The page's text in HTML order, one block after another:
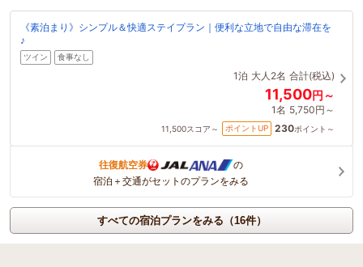
《素泊まり》シンプル＆快適ステイプラン｜便利な立地で自由な滞在を
♪
ツイン 食事なし
1泊 大人2名 合計(税込)
11,500円～
1名 5,750円～
11,500スコア～ ポイントUP 230ポイント～
往復航空券
の
宿泊＋交通がセットのプランをみる
すべての宿泊プランをみる（16件）